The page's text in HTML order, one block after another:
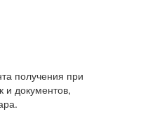
получения при
и документов,